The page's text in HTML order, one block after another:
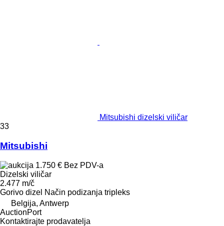
Mitsubishi dizelski viličar
33
Mitsubishi
1.750 € Bez PDV-a
Dizelski viličar
2.477 m/č
Gorivo dizel Način podizanja tripleks
Belgija, Antwerp
AuctionPort
Kontaktirajte prodavatelja